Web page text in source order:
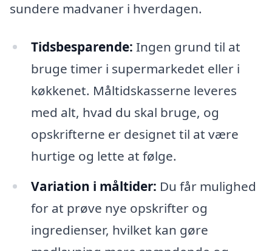
sundere madvaner i hverdagen.
Tidsbesparende: Ingen grund til at
bruge timer i supermarkedet eller i
køkkenet. Måltidskasserne leveres
med alt, hvad du skal bruge, og
opskrifterne er designet til at være
hurtige og lette at følge.
Variation i måltider: Du får mulighed
for at prøve nye opskrifter og
ingredienser, hvilket kan gøre